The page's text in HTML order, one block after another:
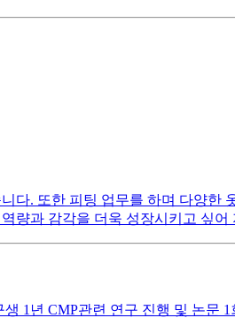
다. 또한 피팅 업무를 하며 다양한
량과 감각을 더욱 성장시키고 싶어
1년 CMP관련 연구 진행 및 논문